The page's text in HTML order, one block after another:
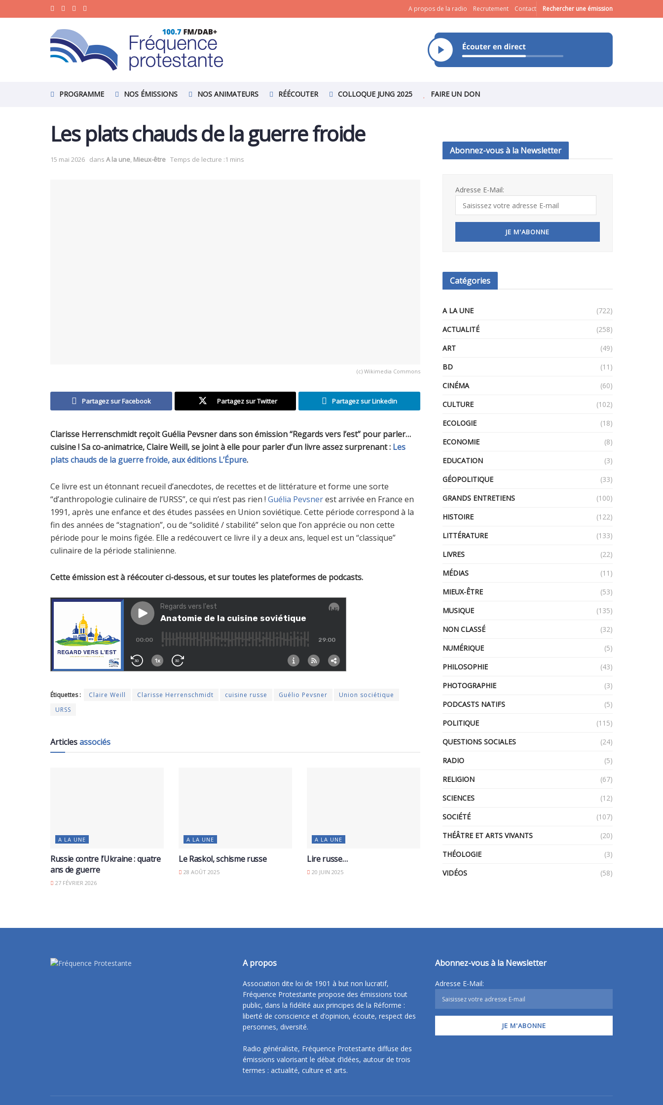
A propos de la radio Recrutement Contact Rechercher une émission
PROGRAMME NOS ÉMISSIONS NOS ANIMATEURS RÉÉCOUTER COLLOQUE JUNG 2025 FAIRE UN DON
Les plats chauds de la guerre froide
15 mai 2026 dans A la une, Mieux-être Temps de lecture :1 mins
(c) Wikimedia Commons
Partagez sur Facebook Partagez sur Twitter Partagez sur Linkedin
Clarisse Herrenschmidt reçoit Guélia Pevsner dans son émission “Regards vers l’est” pour parler…
cuisine ! Sa co-animatrice, Claire Weill, se joint à elle pour parler d’un livre assez surprenant : Les
plats chauds de la guerre froide, aux éditions L’Épure.
Ce livre est un étonnant recueil d’anecdotes, de recettes et de littérature et forme une sorte
“d’anthropologie culinaire de l’URSS”, ce qui n’est pas rien ! Guélia Pevsnerest arrivée en France en
1991, après une enfance et des études passées en Union soviétique. Cette période correspond à la
fin des années de “stagnation”, ou de “solidité / stabilité” selon que l’on apprécie ou non cette
période pour le moins figée. Elle a redécouvert ce livre il y a deux ans, lequel est un “classique”
culinaire de la période stalinienne.
Cette émission est à réécouter ci-dessous, et sur toutes les plateformes de podcasts.
Étiquettes : Claire Weill Clarisse Herrenschmidt cuisine russe Guélio Pevsner
Union sociétique
URSS
Articlesassociés
A LA UNE
Russie contre l’Ukraine : quatre
ans de guerre
27 FÉVRIER 2026
A LA UNE
Le Raskol, schisme russe
28 AOÛT 2025
A LA UNE
Lire russe…
20 JUIN 2025
Abonnez-vous à la Newsletter
Adresse E-Mail:
Catégories
A LA UNE
(722)
ACTUALITÉ
(258)
ART
(49)
BD
(11)
CINÉMA
(60)
CULTURE
(102)
ECOLOGIE
(18)
ECONOMIE
(8)
EDUCATION
(3)
GÉOPOLITIQUE
(33)
GRANDS ENTRETIENS
(100)
HISTOIRE
(122)
LITTÉRATURE
(133)
LIVRES
(22)
MÉDIAS
(11)
MIEUX-ÊTRE
(53)
MUSIQUE
(135)
NON CLASSÉ
(32)
NUMÉRIQUE
(5)
PHILOSOPHIE
(43)
PHOTOGRAPHIE
(3)
PODCASTS NATIFS
(5)
POLITIQUE
(115)
QUESTIONS SOCIALES
(24)
RADIO
(5)
RELIGION
(67)
SCIENCES
(12)
SOCIÉTÉ
(107)
THÉÂTRE ET ARTS VIVANTS
(20)
THÉOLOGIE
(3)
VIDÉOS
(58)
A propos
Association dite loi de 1901 à but non lucratif,
Fréquence Protestante propose des émissions tout
public, dans la fidélité aux principes de la Réforme :
liberté de conscience et d’opinion, écoute, respect des
personnes, diversité.
Radio généraliste, Fréquence Protestante diffuse des
émissions valorisant le débat d’idées, autour de trois
termes : actualité, culture et arts.
Abonnez-vous à la Newsletter
Adresse E-Mail: